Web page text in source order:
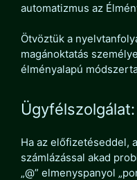
automatizmus az
Ötvöztük a
magánoktatás
élményalapú
Ügyfélszolgálat:
Ha az előfizetéseddel,
számlázással akad
„@” elmenyspanyol